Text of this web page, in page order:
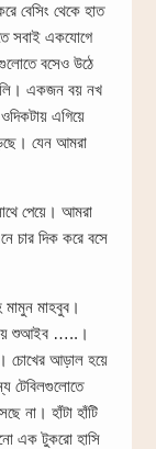
বেসিং থেকে হাত
সবাই একযোগে
বসেও উঠে
একজন বয় নখ
এগিয়ে
যেন আমরা
পেয়ে। আমরা
চার দিক করে বসে
মামুন মাহবুব।
শুআইব …..।
চোখের আড়াল হয়ে
টেবিলগুলোতে
না। হাঁটা হাঁটি
এক টুকরো হাসি